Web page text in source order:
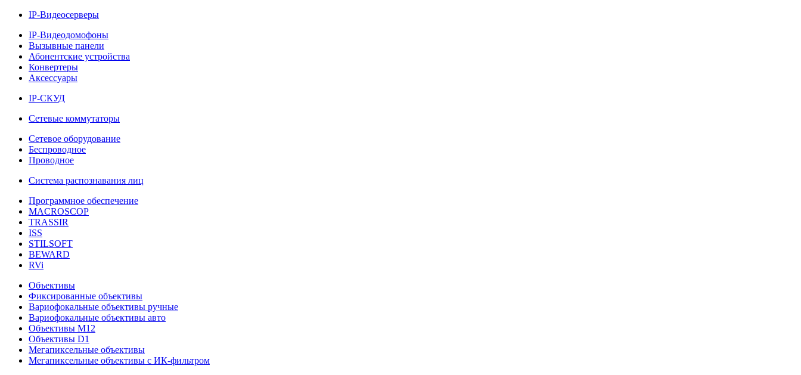
IP-Видеосерверы
IP-Видеодомофоны
Вызывные панели
Абонентские устройства
Конвертеры
Аксессуары
IP-СКУД
Сетевые коммутаторы
Сетевое оборудование
Беспроводное
Проводное
Система распознавания лиц
Программное обеспечение
MACROSCOP
TRASSIR
ISS
STILSOFT
BEWARD
RVi
Объективы
Фиксированные объективы
Вариофокальные объективы ручные
Вариофокальные объективы авто
Объективы М12
Объективы D1
Мегапиксельные объективы
Мегапиксельные объективы с ИК-фильтром